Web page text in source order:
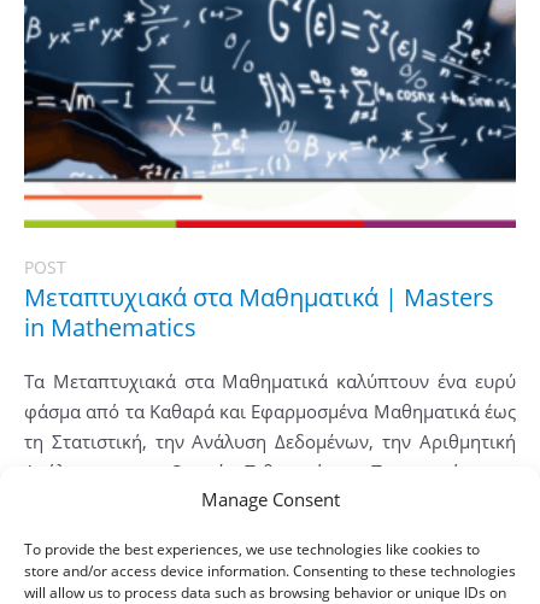
Manage Consent
To provide the best experiences, we use technologies like cookies to
store and/or access device information. Consenting to these technologies
will allow us to process data such as browsing behavior or unique IDs on
POST
Μεταπτυχιακά στα Μαθηματικά | Masters
in Mathematics
Τα Μεταπτυχιακά στα Μαθηματικά καλύπτουν ένα ευρύ
φάσμα από τα Καθαρά και Εφαρμοσμένα Μαθηματικά έως
τη Στατιστική, την Ανάλυση Δεδομένων, την Αριθμητική
Ανάλυση και τη Θεωρία Πιθανοτήτων. Πανεπιστήμια σε
Ευρώπη και ΗΠΑ προσφέρουν Masters in Mathematics
έρευνα και τη συνεργασία με βιομηχανίες τεχνολογίας,
χρηματοοικονομικών και επιστημών....